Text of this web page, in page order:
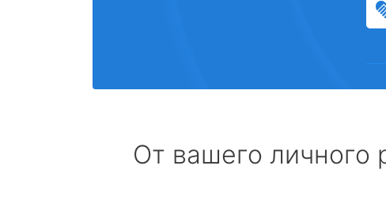
От вашего личного